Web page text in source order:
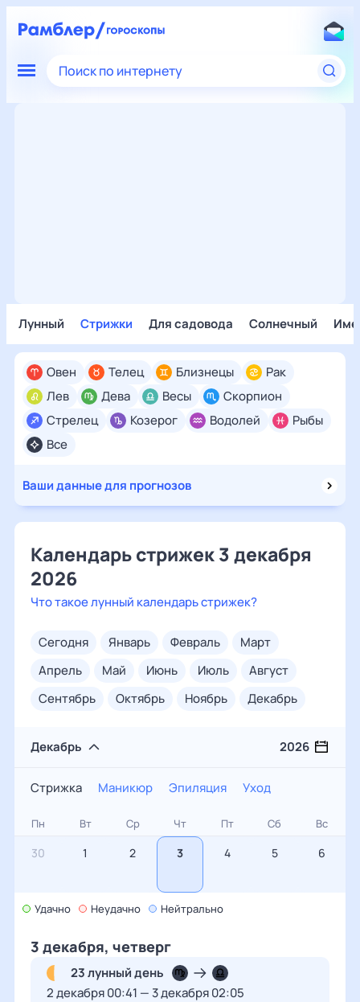
Поиск по интернету
Лунный Стрижки Для садовода Солнечный
Все
Овен Телец Близнецы
Рак
Лев
Дева Весы
Скорпион
Стрелец
Козерог Водолей Рыбы
Ваши данные для прогнозов
Календарь стрижек 3 декабря
2026
Что такое лунный календарь стрижек?
сегодня январь февраль
март
апрель
май июнь июль
август
сентябрь
октябрь ноябрь декабрь
Декабрь 2026
Стрижка Маникюр Эпиляция Уход
Стрижка
Маникюр
Пн Вт Ср Чт Пт Сб Вс
30 1 2 3 4 5 6
7 8 9 10 11
15 16 17 18
Удачно Неудачно Нейтрально
3 декабря, четверг
23 лунный день
2 декабря 00:41 — 3 декабря 02:05